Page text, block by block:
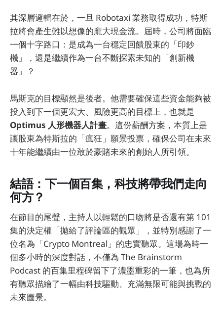
其深層邏輯在於，一旦 Robotaxi 業務取得成功，特斯
拉將會產生難以想像的龐大現金流。屆時，公司將面臨
一個十字路口：是成為一台穩定回饋股東的「印鈔
機」，還是繼續作為一台不斷探索未知的「創新機
器」？
馬斯克的目標顯然是後者。他需要確保這些資金能夠被
投入到下一個更宏大、風險更高的目標上，也就是
Optimus 人形機器人計畫。這份薪酬方案，本質上是
讓股東為特斯拉的「瘋狂」願景投票，確保公司在未來
十年能繼續由一位敢於豪賭未來的創始人所引領。
結語：下一個百集，科技將帶我們走向
何方？
在節目的尾聲，主持人以輕鬆的口吻將是否還有第 101
集的決定權「拋給了評論區的觀眾」，並特別感謝了一
位名為「Crypto Montreal」的忠實聽眾。這場為時一
個多小時的深度對話，不僅為 The Brainstorm
Podcast 的百集里程碑留下了濃墨重彩的一筆，也為所
有聽眾描繪了一幅由科技驅動、充滿無限可能與挑戰的
未來圖景。